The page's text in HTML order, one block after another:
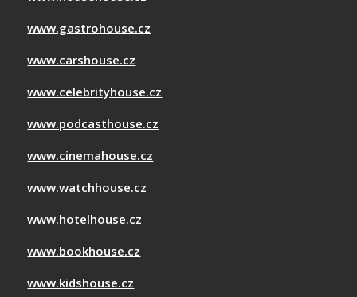
www.gastrohouse.cz
www.carshouse.cz
www.celebrityhouse.cz
www.podcasthouse.cz
www.cinemahouse.cz
www.watchhouse.cz
www.hotelhouse.cz
www.bookhouse.cz
www.kidshouse.cz